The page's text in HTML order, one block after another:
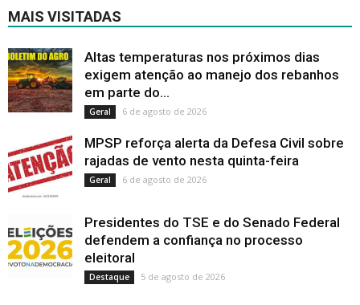
MAIS VISITADAS
Altas temperaturas nos próximos dias
exigem atenção ao manejo dos rebanhos
em parte do...
Geral 6 de agosto de 2026
MPSP reforça alerta da Defesa Civil sobre
rajadas de vento nesta quinta-feira
Geral 6 de agosto de 2026
Presidentes do TSE e do Senado Federal
defendem a confiança no processo
eleitoral
Destaque 5 de agosto de 2026